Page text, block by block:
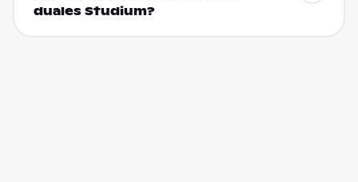
duales Studium?